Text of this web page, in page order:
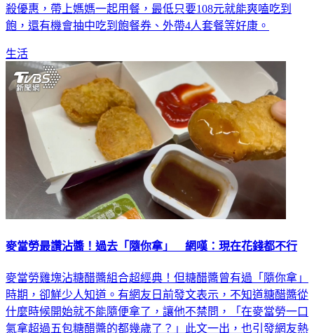
殺優惠，帶上媽媽一起用餐，最低只要108元就能爽嗑吃到
飽，還有機會抽中吃到飽餐券、外帶4人套餐等好康。
生活
麥當勞最讚沾醬！過去「隨你拿」 網嘆：現在花錢都不行
麥當勞雞塊沾糖醋醬組合超經典！但糖醋醬曾有過「隨你拿」
時期，卻鮮少人知道。有網友日前發文表示，不知道糖醋醬從
什麼時候開始就不能隨便拿了，讓他不禁問，「在麥當勞一口
氣拿超過五包糖醋醬的都幾歲了？」此文一出，也引發網友熱